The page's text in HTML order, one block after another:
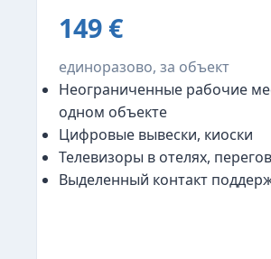
149 €
единоразово, за объект
Неограниченные рабочие
одном объекте
Цифровые вывески, киоски
Телевизоры в отелях,
Выделенный контакт